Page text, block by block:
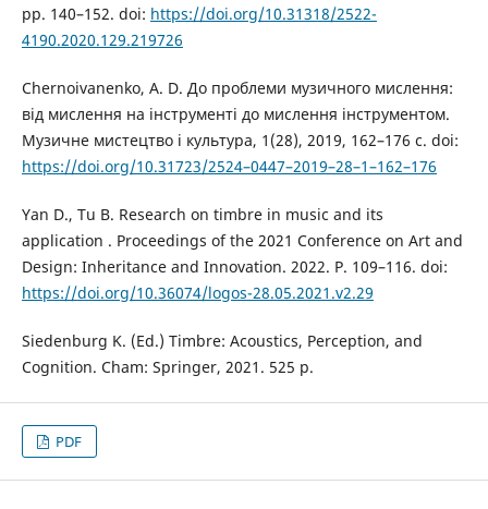
pp. 140–152. doi: https://doi.org/10.31318/2522-
4190.2020.129.219726
Chernoivanenko, A. D. До проблеми музичного мислення:
від мислення на інструменті до мислення інструментом.
Музичне мистецтво і культура, 1(28), 2019, 162–176 с. doi:
https://doi.org/10.31723/2524–0447–2019–28–1–162–176
Yan D., Tu B. Research on timbre in music and its
application . Proceedings of the 2021 Conference on Art and
Design: Inheritance and Innovation. 2022. P. 109–116. doi:
https://doi.org/10.36074/logos-28.05.2021.v2.29
Siedenburg K. (Ed.) Timbre: Acoustics, Perception, and
Cognition. Cham: Springer, 2021. 525 p.
PDF